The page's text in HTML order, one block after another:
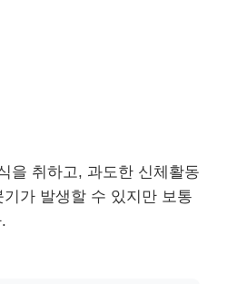
을 취하고, 과도한 신체활동
가 발생할 수 있지만 보통